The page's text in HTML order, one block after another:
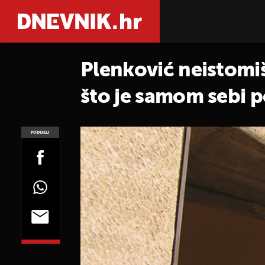
Plenković
što je samom sebi
PODIJELI
POGLEDAJ